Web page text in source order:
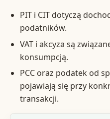
PIT i CIT dotyczą
podatników.
VAT i akcyza są
konsumpcją.
PCC oraz podatek od
pojawiają się przy
transakcji.